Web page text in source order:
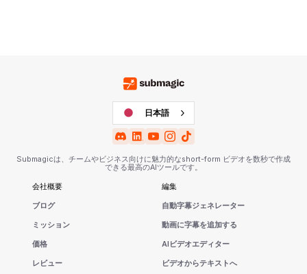
日本語
Submagicは、チームやビジネス向けに魅力的なshort-form ビデオを数秒で作成
できる最高のAIツールです。
会社概要
ブログ
ミッション
価格
レビュー
編集
自動字幕ジェネレーター
動画に字幕を追加する
AIビデオエディター
ビデオからテキストへ